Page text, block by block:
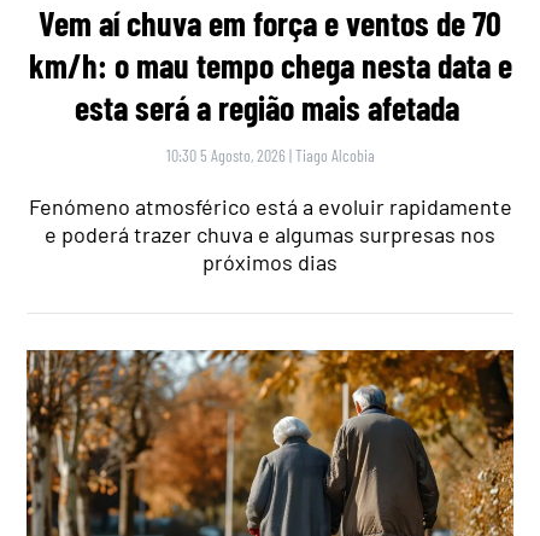
Vem aí chuva em força e ventos de 70
km/h: o mau tempo chega nesta data e
esta será a região mais afetada
10:30 5 Agosto, 2026 |Tiago Alcobia
Fenómeno atmosférico está a evoluir rapidamente
e poderá trazer chuva e algumas surpresas nos
próximos dias